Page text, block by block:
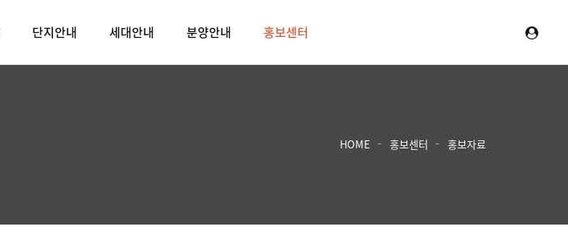
단지안내 세대안내 분양안내 홍보센터
HOME 홍보센터 홍보자료